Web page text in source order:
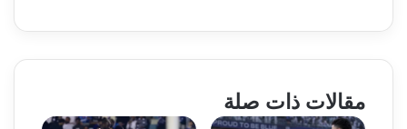
مقالات ذات صلة